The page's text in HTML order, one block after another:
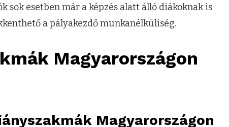
sok esetben már a képzés alatt álló diákoknak is
a pályakezdő munkanélküliség.
Magyarországon
Magyarországon